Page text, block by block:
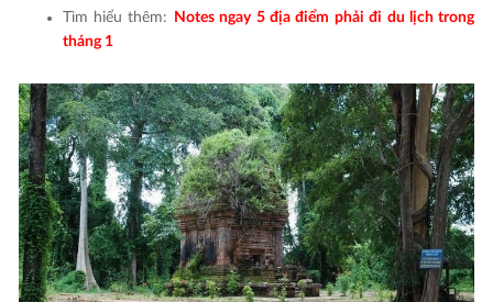
Tìm hiểu thêm:
Notes ngay 5 địa điểm phải đi du lịch trong
tháng 1